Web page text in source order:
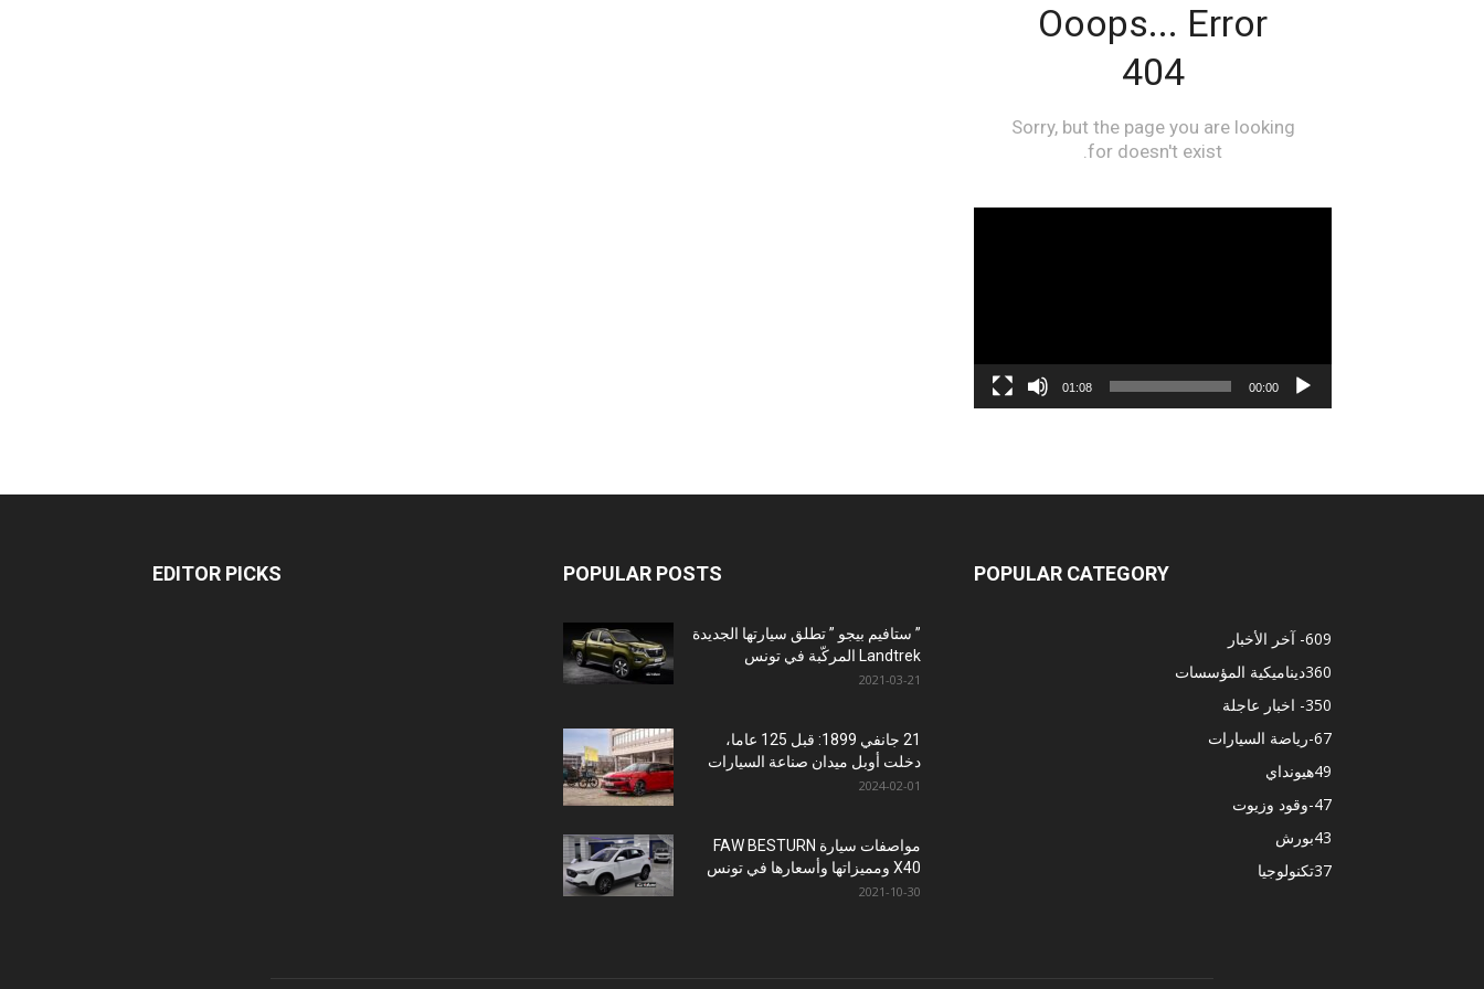
00:00
01:08
EDITOR PICKS POPULAR POSTS
” ستافيم بيجو ” تطلق سيارتها الجديدة
Landtrek المركّبة في تونس
2021-03-21
21 جانفي 1899: قبل 125 عاما،
دخلت أوبل ميدان صناعة السيارات
2024-02-01
مواصفات سيارة FAW BESTURN
X40 ومميزاتها وأسعارها في تونس
2021-10-30
POPULAR CATEGORY
- آخر الأخبار609
ديناميكية المؤسسات360
- اخبار عاجلة350
-رياضة السيارات67
هيونداي49
-وقود وزيوت47
بورش43
تكنولوجيا37